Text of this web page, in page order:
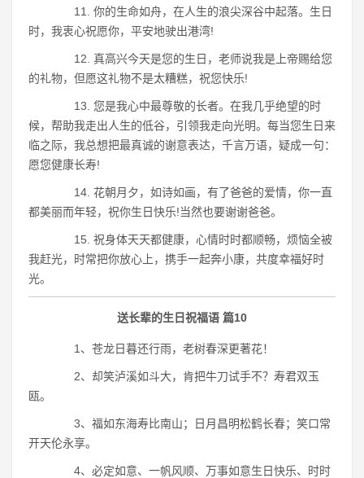
11. 你的生命如舟，在人生的浪尖深谷中起落。生日
时，我衷心祝愿你，平安地驶出港湾!
12. 真高兴今天是您的生日，老师说我是上帝赐给您
的礼物，但愿这礼物不是太糟糕，祝您快乐!
13. 您是我心中最尊敬的长者。在我几乎绝望的时
候，帮助我走出人生的低谷，引领我走向光明。每当您生日来
临之际，我总想把最真诚的谢意表达，千言万语，疑成一句：
愿您健康长寿!
14. 花朝月夕，如诗如画，有了爸爸的爱情，你一直
都美丽而年轻，祝你生日快乐!当然也要谢谢爸爸。
15. 祝身体天天都健康，心情时时都顺畅，烦恼全被
我赶光，时常把你放心上，携手一起奔小康，共度幸福好时
光。
送长辈的生日祝福语 篇10
1、苍龙日暮还行雨，老树春深更著花！
2、却笑泸溪如斗大，肯把牛刀试手不？寿君双玉
瓯。
3、福如东海寿比南山；日月昌明松鹤长春；笑口常
开天伦永享。
4、必定如意、一帆风顺、万事如意生日快乐、时时